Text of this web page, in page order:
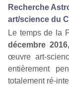
Recherche
art/science du
Le temps de la
décembre 2016,
œuvre art-
entièrement
totalement ré-